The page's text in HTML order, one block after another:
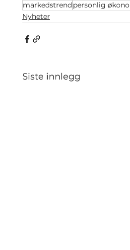
markedstrend personlig
Nyheter
Siste innlegg